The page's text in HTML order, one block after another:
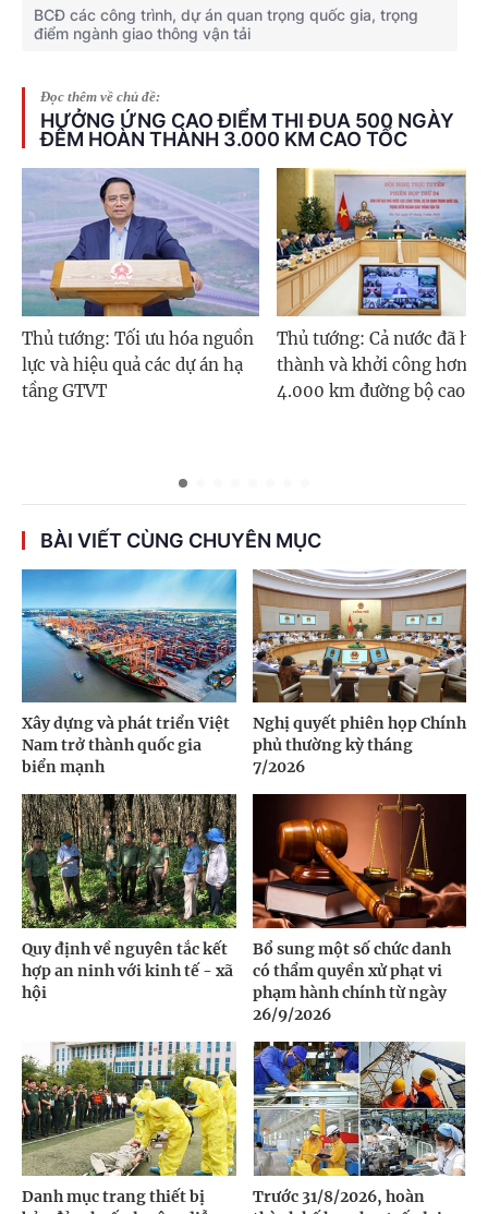
BCĐ các công trình, dự án quan trọng quốc gia, trọng
điểm ngành giao thông vận tải
Đọc thêm về chủ đề:
HƯỞNG ỨNG CAO ĐIỂM THI ĐUA 500 NGÀY
ĐÊM HOÀN THÀNH 3.000 KM CAO TỐC
Thủ tướng: Tối ưu hóa nguồn
lực và hiệu quả các dự án hạ
tầng GTVT
Thủ tướng: Cả nước đã
thành và khởi công hơn
4.000 km đường bộ cao
BÀI VIẾT CÙNG CHUYÊN MỤC
Xây dựng và phát triển Việt
Nam trở thành quốc gia
biển mạnh
Nghị quyết phiên họp Chính
phủ thường kỳ tháng
7/2026
Quy định về nguyên tắc kết
hợp an ninh với kinh tế - xã
hội
Bổ sung một số chức danh
có thẩm quyền xử phạt vi
phạm hành chính từ ngày
26/9/2026
Danh mục trang thiết bị
Trước 31/8/2026, hoàn